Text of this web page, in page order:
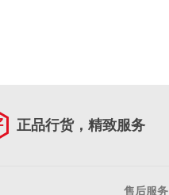
正品行货，精致服务
售后服务